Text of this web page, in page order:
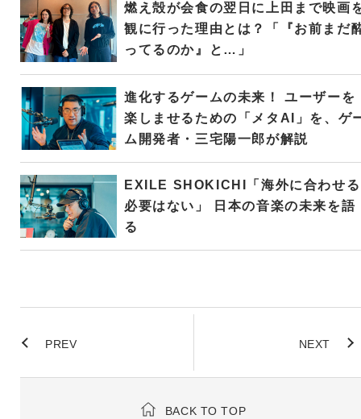
燃え殻が会食の翌日に上田まで映画
観に行った理由とは？「『お前まだ
ってるのか』と…」
進化するゲームの未来！ ユーザーを
楽しませるための「メタAI」を、ゲ
ム開発者・三宅陽一郎が解説
EXILE SHOKICHI「海外に合わせる
必要はない」 日本の音楽の未来を語
る
PREV NEXT
BACK TO TOP